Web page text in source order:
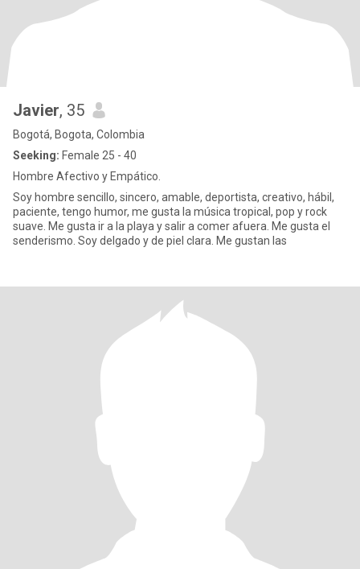
Javier, 35
Bogotá, Bogota, Colombia
Seeking: Female 25 - 40
Hombre Afectivo y Empático.
Soy hombre sencillo, sincero, amable, deportista, creativo, hábil,
paciente, tengo humor, me gusta la música tropical, pop y rock
suave. Me gusta ir a la playa y salir a comer afuera. Me gusta el
senderismo. Soy delgado y de piel clara. Me gustan las